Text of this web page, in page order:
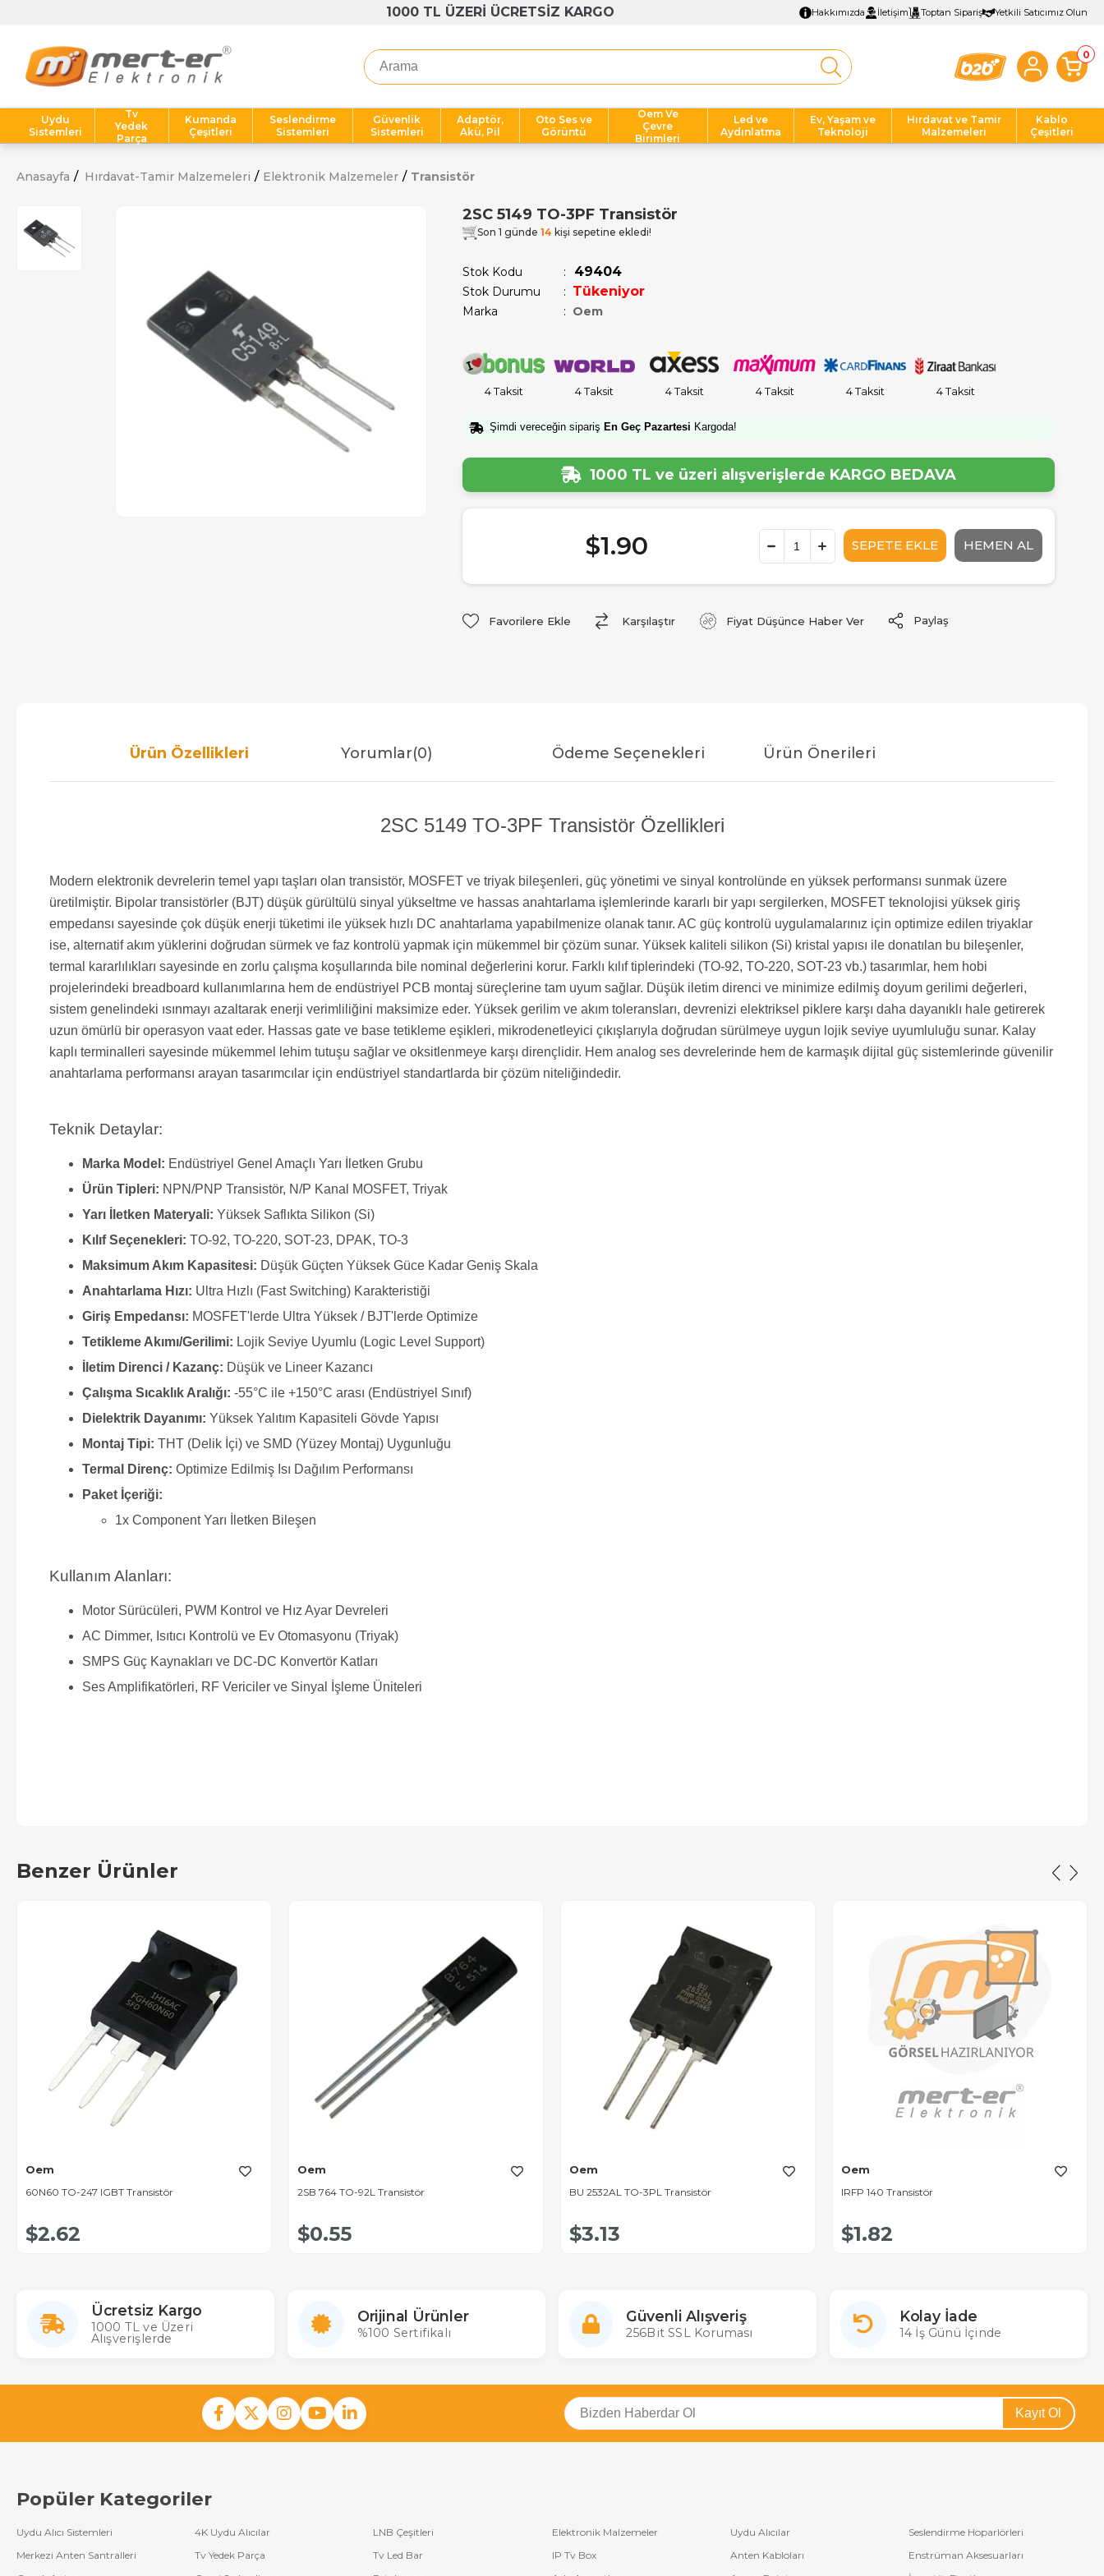
1000 TL ÜZERİ ÜCRETSİZ KARGO Hakkımızda İletişim Toptan Sipariş Yetkili Satıcımız Olun
0
Uydu
Sistemleri
Tv
Yedek
Parça
Kumanda
Çeşitleri
Seslendirme
Sistemleri
Güvenlik
Sistemleri
Adaptör,
Akü, Pil
Oto Ses ve
Görüntü
Oem Ve
Çevre
Birimleri
Led ve
Aydınlatma
Ev, Yaşam ve
Teknoloji
Hırdavat ve Tamir
Malzemeleri
Kablo
Çeşitleri
Anasayfa Hırdavat-Tamir Malzemeleri Elektronik Malzemeler Transistör
2SC 5149 TO-3PF Transistör
Son 1 günde 14 kişi sepetine ekledi!
Stok Kodu 49404
Stok Durumu : Tükeniyor
Marka : Oem
4 Taksit 4 Taksit 4 Taksit 4 Taksit 4 Taksit 4 Taksit
Şimdi vereceğin sipariş En Geç Pazartesi Kargoda!
1000 TL ve üzeri alışverişlerde KARGO BEDAVA
$1.90
Favorilere Ekle Karşılaştır Fiyat Düşünce Haber Ver Paylaş
Ürün Özellikleri Yorumlar(0) Ödeme Seçenekleri Ürün Önerileri
2SC 5149 TO-3PF Transistör Özellikleri
Modern elektronik devrelerin temel yapı taşları olan transistör, MOSFET ve triyak bileşenleri, güç yönetimi ve sinyal kontrolünde en yüksek performansı sunmak üzere
üretilmiştir. Bipolar transistörler (BJT) düşük gürültülü sinyal yükseltme ve hassas anahtarlama işlemlerinde kararlı bir yapı sergilerken, MOSFET teknolojisi yüksek giriş
empedansı sayesinde çok düşük enerji tüketimi ile yüksek hızlı DC anahtarlama yapabilmenize olanak tanır. AC güç kontrolü uygulamalarınız için optimize edilen triyaklar
ise, alternatif akım yüklerini doğrudan sürmek ve faz kontrolü yapmak için mükemmel bir çözüm sunar. Yüksek kaliteli silikon (Si) kristal yapısı ile donatılan bu bileşenler,
termal kararlılıkları sayesinde en zorlu çalışma koşullarında bile nominal değerlerini korur. Farklı kılıf tiplerindeki (TO-92, TO-220, SOT-23 vb.) tasarımlar, hem hobi
projelerindeki breadboard kullanımlarına hem de endüstriyel PCB montaj süreçlerine tam uyum sağlar. Düşük iletim direnci ve minimize edilmiş doyum gerilimi değerleri,
sistem genelindeki ısınmayı azaltarak enerji verimliliğini maksimize eder. Yüksek gerilim ve akım toleransları, devrenizi elektriksel piklere karşı daha dayanıklı hale getirerek
uzun ömürlü bir operasyon vaat eder. Hassas gate ve base tetikleme eşikleri, mikrodenetleyici çıkışlarıyla doğrudan sürülmeye uygun lojik seviye uyumluluğu sunar. Kalay
kaplı terminalleri sayesinde mükemmel lehim tutuşu sağlar ve oksitlenmeye karşı dirençlidir. Hem analog ses devrelerinde hem de karmaşık dijital güç sistemlerinde güvenilir
anahtarlama performansı arayan tasarımcılar için endüstriyel standartlarda bir çözüm niteliğindedir.
Teknik Detaylar:
Marka Model: Endüstriyel Genel Amaçlı Yarı İletken Grubu
Ürün Tipleri: NPN/PNP Transistör, N/P Kanal MOSFET, Triyak
Yarı İletken Materyali: Yüksek Saflıkta Silikon (Si)
Kılıf Seçenekleri: TO-92, TO-220, SOT-23, DPAK, TO-3
Maksimum Akım Kapasitesi: Düşük Güçten Yüksek Güce Kadar Geniş Skala
Anahtarlama Hızı: Ultra Hızlı (Fast Switching) Karakteristiği
Giriş Empedansı: MOSFET'lerde Ultra Yüksek / BJT'lerde Optimize
Tetikleme Akımı/Gerilimi: Lojik Seviye Uyumlu (Logic Level Support)
İletim Direnci / Kazanç: Düşük ve Lineer Kazancı
Çalışma Sıcaklık Aralığı: -55°C ile +150°C arası (Endüstriyel Sınıf)
Dielektrik Dayanımı: Yüksek Yalıtım Kapasiteli Gövde Yapısı
Montaj Tipi: THT (Delik İçi) ve SMD (Yüzey Montaj) Uygunluğu
Termal Direnç: Optimize Edilmiş Isı Dağılım Performansı
Paket İçeriği:
1x Component Yarı İletken Bileşen
Kullanım Alanları:
Motor Sürücüleri, PWM Kontrol ve Hız Ayar Devreleri
AC Dimmer, Isıtıcı Kontrolü ve Ev Otomasyonu (Triyak)
SMPS Güç Kaynakları ve DC-DC Konvertör Katları
Ses Amplifikatörleri, RF Vericiler ve Sinyal İşleme Üniteleri
Benzer Ürünler
Oem
60N60 TO-247 IGBT Transistör
$2.62
Oem
2SB 764 TO-92L Transistör
$0.55
Oem
BU 2532AL TO-3PL Transistör
$3.13
Oem
IRFP 140 Transistör
$1.82
Ücretsiz Kargo
1000 TL ve Üzeri
Alışverişlerde
Orijinal Ürünler
%100 Sertifikalı
Güvenli Alışveriş
256Bit SSL Koruması
Kolay İade
14 İş Günü İçinde
Kayıt Ol
Popüler Kategoriler
Uydu Alıcı Sistemleri 4K Uydu Alıcılar LNB Çeşitleri Elektronik Malzemeler Uydu Alıcılar
Seslendirme Hoparlörleri
Merkezi Anten Santralleri
Tv Yedek Parça Tv Led Bar IP Tv Box Anten Kabloları
Enstrüman Aksesuarları